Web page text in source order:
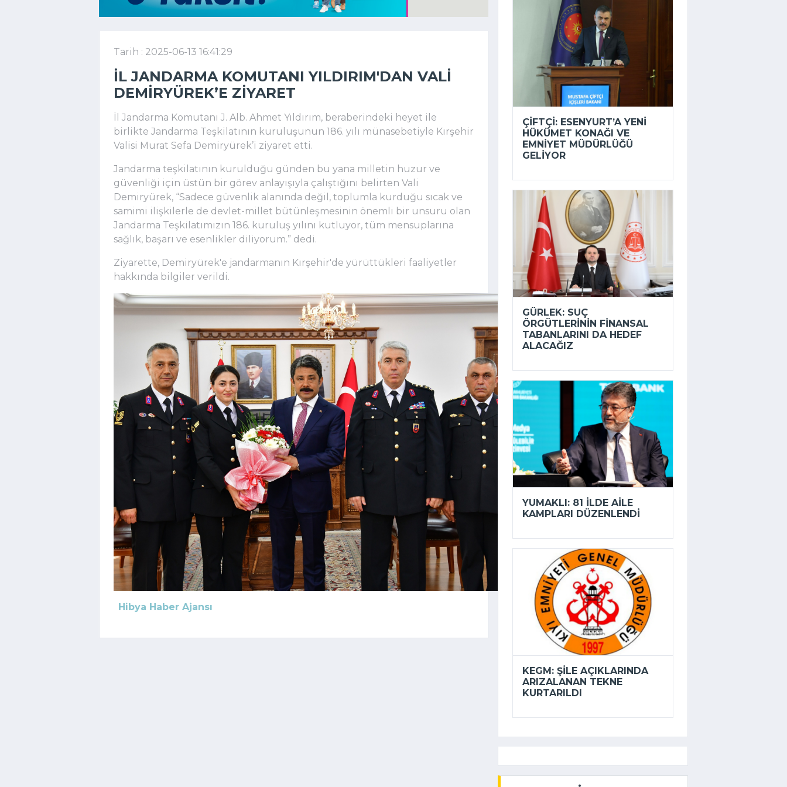
Tarih : 2025-06-13 16:41:29
İL JANDARMA KOMUTANI YILDIRIM'DAN VALI
DEMIRYÜREK’E ZIYARET
İl Jandarma Komutanı J. Alb. Ahmet Yıldırım, beraberindeki heyet ile
birlikte Jandarma Teşkilatının kuruluşunun 186. yılı münasebetiyle Kırşehir
Valisi Murat Sefa Demiryürek’i ziyaret etti.
Jandarma teşkilatının kurulduğu günden bu yana milletin huzur ve
güvenliği için üstün bir görev anlayışıyla çalıştığını belirten Vali
Demiryürek, “Sadece güvenlik alanında değil, toplumla kurduğu sıcak ve
samimi ilişkilerle de devlet-millet bütünleşmesinin önemli bir unsuru olan
Jandarma Teşkilatımızın 186. kuruluş yılını kutluyor, tüm mensuplarına
sağlık, başarı ve esenlikler diliyorum.” dedi.
Ziyarette, Demiryürek'e jandarmanın Kırşehir'de yürüttükleri faaliyetler
hakkında bilgiler verildi.
Hibya Haber Ajansı
ÇIFTÇI: ESENYURT’A YENI
HÜKÜMET KONAĞI VE
EMNIYET MÜDÜRLÜĞÜ
GELIYOR
GÜRLEK: SUÇ
ÖRGÜTLERININ FINANSAL
TABANLARINI DA HEDEF
ALACAĞIZ
YUMAKLI: 81 ILDE AILE
KAMPLARI DÜZENLENDI
KEGM: ŞILE AÇIKLARINDA
ARIZALANAN TEKNE
KURTARILDI